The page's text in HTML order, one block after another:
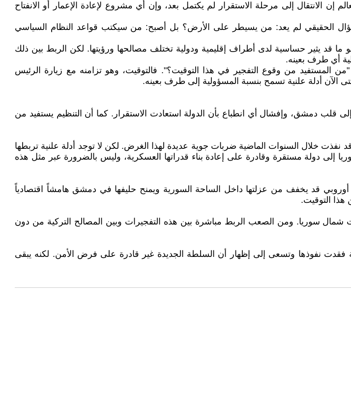
الانتقال إلى مرحلة الاستقرار لم يكتمل بعد، وإن أي مشروع لإعادة الإعمار أو الانفتاح
الحقيقي لم يعد: من يسيطر على الأرض؟ بل أصبح: من سيكتب قواعد النظام السياسي
قد يثير حساسية لدى أطراف إقليمية ودولية تختلف مصالحها ورؤيتها. لكن الربط بين ذلك
أي طرف بعينه.
"من المستفيد من وقوع التفجير في هذا التوقيت؟". فالتوقيت، وهو تزامنه مع زيارة الرئيس
الآن أدلة علنية تسمح بنسبة المسؤولية إلى طرف بعينه.
قلب دمشق، وإفشال أي انطباع بأن الدولة استعادت الاستقرار. كما أن التنظيم يستفيد من
نفذت خلال السنوات الماضية ضربات جوية عديدة لهذا الغرض. لكن لا توجد أدلة علنية تربطها
إلى دولة مستقرة وقادرة على إعادة بناء قدراتها العسكرية، وليس بالضرورة عبر مثل هذه
قد يخفف من عزلتها داخل الساحة السورية ويمنح حليفها في دمشق هامشاً اقتصادياً
هذا التوقيت.
شمال سوريا. ومن الصعب الربط مباشرة بين هذه التفجيرات وبين المصالح التركية من دون
نفوذها وتسعى إلى إظهار أن السلطة الجديدة غير قادرة على فرض الأمن. لكنه يبقى